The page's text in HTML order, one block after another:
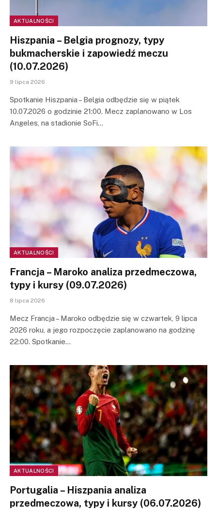
AKTUALNOŚCI
Hiszpania – Belgia prognozy, typy
bukmacherskie i zapowiedź meczu
(10.07.2026)
9 lipca 2026
Spotkanie Hiszpania – Belgia odbędzie się w piątek
10.07.2026 o godzinie 21:00. Mecz zaplanowano w Los
Angeles, na stadionie SoFi…
AKTUALNOŚCI
Francja – Maroko analiza przedmeczowa,
typy i kursy (09.07.2026)
8 lipca 2026
Mecz Francja – Maroko odbędzie się w czwartek, 9 lipca
2026 roku, a jego rozpoczęcie zaplanowano na godzinę
22:00. Spotkanie…
AKTUALNOŚCI
Portugalia – Hiszpania analiza
przedmeczowa, typy i kursy (06.07.2026)